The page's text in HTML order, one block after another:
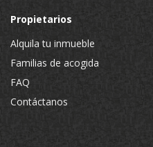
Propietarios
Alquila tu inmueble
Familias de acogida
FAQ
Contáctanos